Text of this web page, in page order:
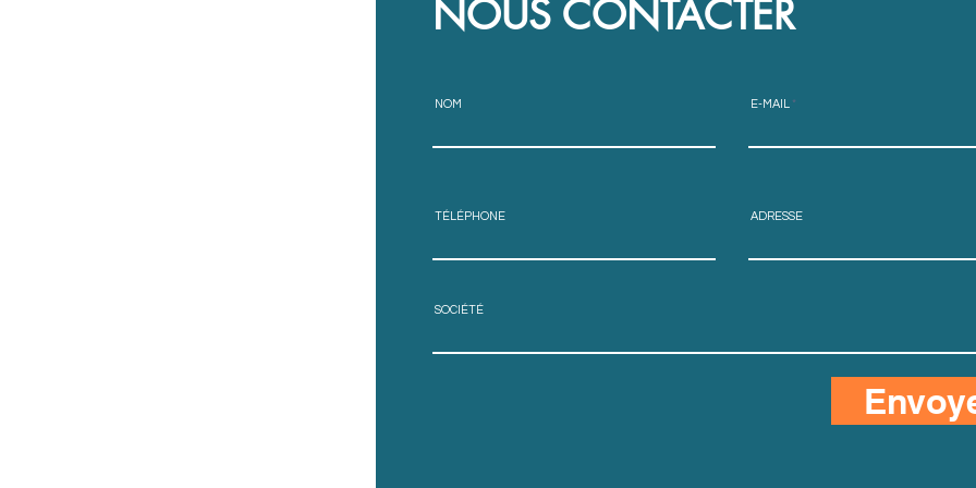
NOUS CONTACTER
NOM E-MAIL
TÉLÉPHONE ADRESSE
SOCIÉTÉ